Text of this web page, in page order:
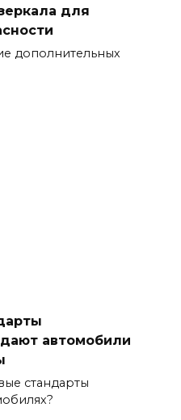
для
дополнительных
автомобили
стандарты